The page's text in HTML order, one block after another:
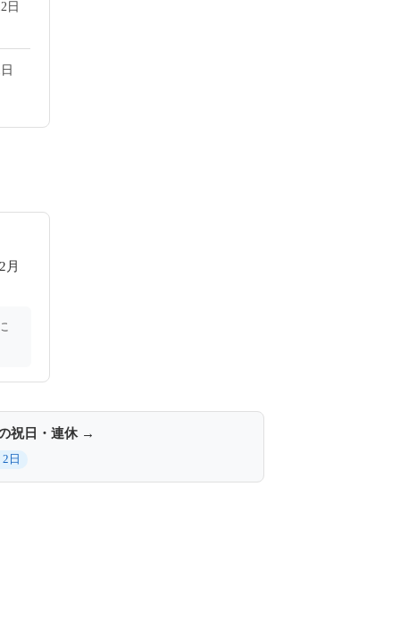
日
月
祝日・連休 →
日